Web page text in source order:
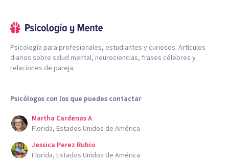
Psicología para profesionales, estudiantes y curiosos. Artículos
diarios sobre salud mental, neurociencias, frases célebres y
relaciones de pareja.
Psicólogos con los que puedes contactar
Martha Cardenas A
Florida, Estados Unidos de América
Jessica Perez Rubio
Florida, Estados Unidos de América